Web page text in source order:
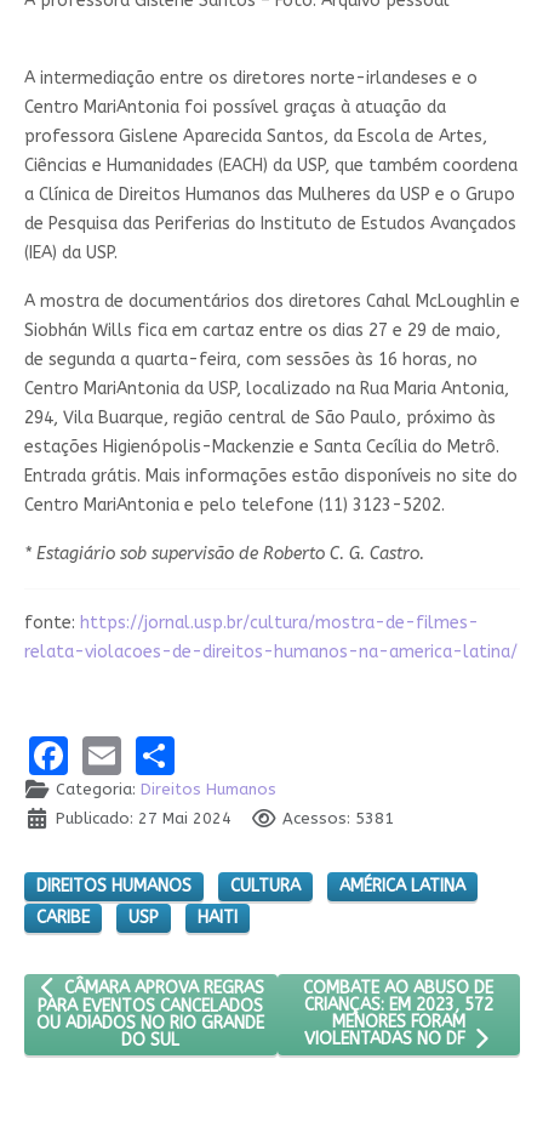
A intermediação entre os diretores norte-irlandeses e o
Centro MariAntonia foi possível graças à atuação da
professora Gislene Aparecida Santos, da Escola de Artes,
Ciências e Humanidades (EACH) da USP, que também coordena
a Clínica de Direitos Humanos das Mulheres da USP e o Grupo
de Pesquisa das Periferias do Instituto de Estudos Avançados
(IEA) da USP.
A mostra de documentários dos diretores Cahal McLoughlin e
Siobhán Wills fica em cartaz entre os dias 27 e 29 de maio,
de segunda a quarta-feira, com sessões às 16 horas, no
Centro MariAntonia da USP, localizado na Rua Maria Antonia,
294, Vila Buarque, região central de São Paulo, próximo às
estações Higienópolis-Mackenzie e Santa Cecília do Metrô.
Entrada grátis. Mais informações estão disponíveis no site do
Centro MariAntonia e pelo telefone (11) 3123-5202.
* Estagiário sob supervisão de Roberto C. G. Castro.
fonte: https://jornal.usp.br/cultura/mostra-de-filmes-
relata-violacoes-de-direitos-humanos-na-america-latina/
Facebook
EmailShare
Categoria: Direitos Humanos
Publicado: 27 Mai 2024
Acessos: 5381
DIREITOS HUMANOS CULTURA
AMÉRICA LATINA
CARIBE
USP HAITI
ARTIGO ANTERIOR: CÂMARA APROVA REGRAS PARA EVENTOS
CÂMARA APROVA REGRAS
PARA EVENTOS CANCELADOS
OU ADIADOS NO RIO GRANDE
DO SUL
PRÓXIMO ARTIGO: COMBATE
COMBATE AO ABUSO DE
CRIANÇAS: EM 2023, 572
MENORES FORAM
VIOLENTADAS NO DF